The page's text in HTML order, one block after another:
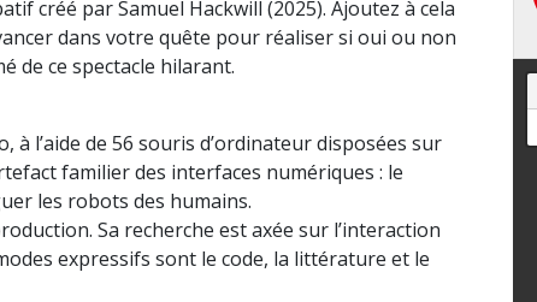
créé par Samuel Hackwill (2025). Ajoutez à cela
dans votre quête pour réaliser si oui ou non
de ce spectacle hilarant.
l’aide de 56 souris d’ordinateur disposées sur
familier des interfaces numériques : le
les robots des humains.
Sa recherche est axée sur l’interaction
expressifs sont le code, la littérature et le